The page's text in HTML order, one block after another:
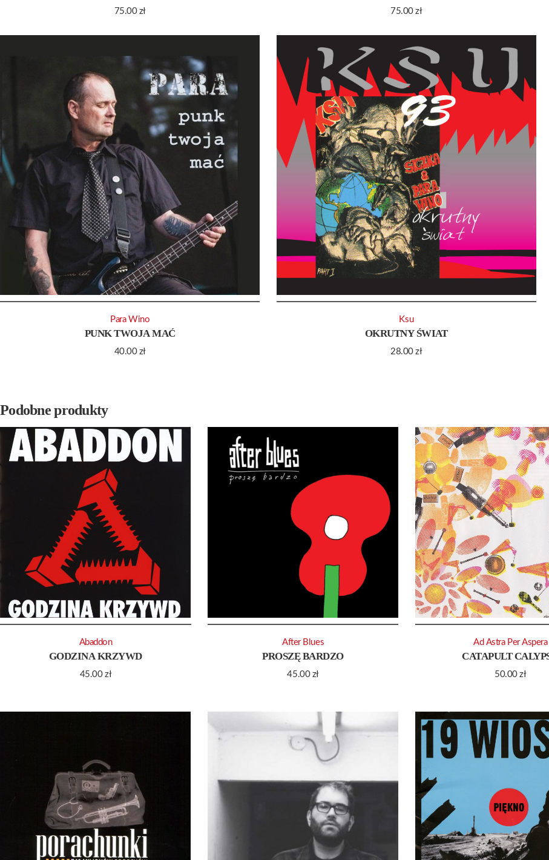
75.00 zł 75.00zł
PUNK TWOJA MAĆ
40.00 zł
Para Wino
OKRUTNY ŚWIAT
28.00zł
Ksu
Podobne produkty
GODZINA KRZYWD
45.00zł
Abaddon
PROSZĘ BARDZO
45.00 zł
After Blues
CATAPULT
50.00zł
Ad Astra Per Aspera